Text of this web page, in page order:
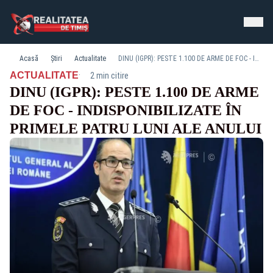
Acasă Știri Actualitate DINU (IGPR): PESTE 1.100 DE ARME DE FOC - INDISPONIBILIZATE ÎN PRIMELE PATRU LUNI ALE ANULUI
ACTUALITATE· 2 min citire
DINU (IGPR): PESTE 1.100 DE ARME
DE FOC - INDISPONIBILIZATE ÎN
PRIMELE PATRU LUNI ALE ANULUI